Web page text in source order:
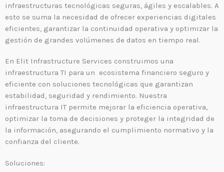
ADMGRUPOBEIT
20 años de historia juntos
WEEK NEWS
Enfriamiento Inteligente: eficiencia energética y
sostenibilidad para operaciones resilientes
Energía Inteligente: la tecnología que transforma
13 JULIO, 2026
infraestructuras tecnológicas seguras, ágiles y escalables. A
esto se suma la necesidad de ofrecer experiencias digitales
eficientes, garantizar la continuidad operativa y optimizar la
gestión de grandes volúmenes de datos en tiempo real.
En Elit Infrastructure Services construimos una
infraestructura TI para un ecosistema financiero seguro y
eficiente con soluciones tecnológicas que garantizan
estabilidad, seguridad y rendimiento. Nuestra
infraestructura IT permite mejorar la eficiencia operativa,
optimizar la toma de decisiones y proteger la integridad de
la información, asegurando el cumplimiento normativo y la
confianza del cliente.
Soluciones: